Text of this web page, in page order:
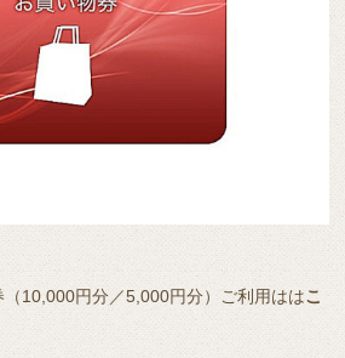
10,000円分／5,000円分）ご利用ははこ